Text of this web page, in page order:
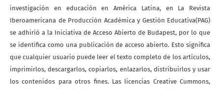
investigación en educación en América Latina, en La Revista
Iberoamericana de Producción Académica y Gestión Educativa(PAG)
se adhirió a la Iniciativa de Acceso Abierto de Budapest, por lo que
se identifica como una publicación de acceso abierto. Esto significa
que cualquier usuario puede leer el texto completo de los artículos,
imprimirlos, descargarlos, copiarlos, enlazarlos, distribuirlos y usar
los contenidos para otros fines. Las licencias Creative Cummons,